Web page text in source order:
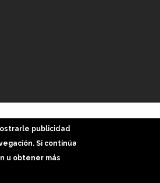
Web Trabajos
publicidad
Si continúa
u obtener más